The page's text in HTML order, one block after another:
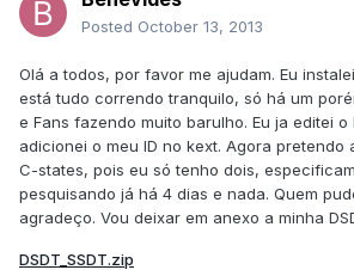
Posted October 13, 2013
Olá a todos, por favor me ajudam. Eu
está tudo correndo tranquilo, só há um
e Fans fazendo muito barulho. Eu ja editei o
adicionei o meu ID no kext. Agora pretendo
C-states, pois eu só tenho dois,
pesquisando já há 4 dias e nada. Quem
agradeço. Vou deixar em anexo a minha
DSDT_SSDT.zip